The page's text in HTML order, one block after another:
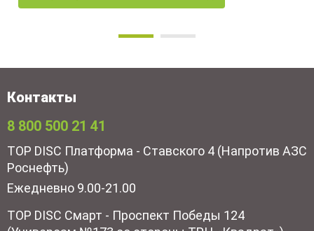
Контакты
8 800 500 21 41
TOP DISC Платформа - Ставского 4 (Напротив АЗС
Роснефть)
Ежедневно 9.00-21.00
TOP DISC Смарт - Проспект Победы 124